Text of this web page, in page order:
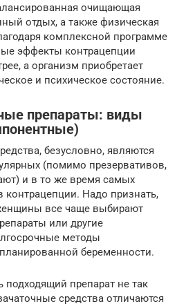
очищающая
отдых, а также физическая
комплексной программе
эффекты контрацепции
а организм приобретает
и психическое состояние.
препараты: виды
безусловно, являются
(помимо презервативов,
и в то же время самых
Надо признать,
все чаще выбирают
или другие
методы
беременности.
препарат не так
средства отличаются